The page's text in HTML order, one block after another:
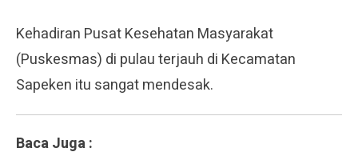
Kehadiran Pusat Kesehatan Masyarakat
(Puskesmas) di pulau terjauh di Kecamatan
Sapeken itu sangat mendesak.
Baca Juga :